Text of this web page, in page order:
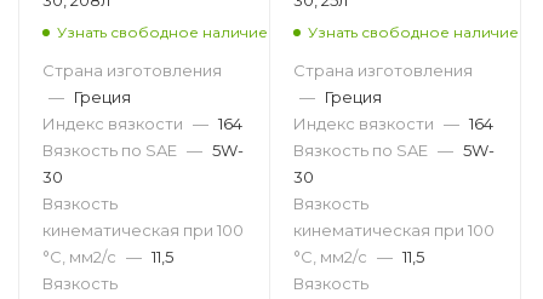
Узнать свободное наличие
Страна изготовления
— Греция
Индекс вязкости — 164
Вязкость по SAE — 5W-
30
Вязкость
кинематическая при 100
°С, мм2/с — 11,5
Вязкость
Узнать свободное наличие
Страна изготовления
— Греция
Индекс вязкости — 164
Вязкость по SAE — 5W-
30
Вязкость
кинематическая при 100
°С, мм2/с — 11,5
Вязкость